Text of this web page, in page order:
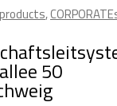
products,
50